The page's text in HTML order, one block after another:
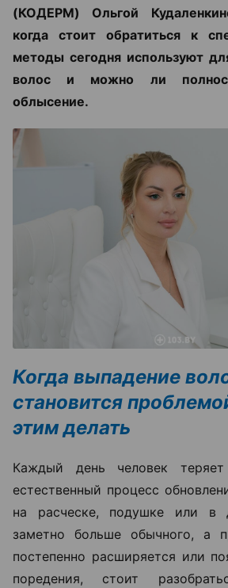
(КОДЕРМ) Ольгой
когда стоит обратиться к
методы сегодня используют
волос и можно ли
облысение.
Когда выпадение
становится
этим делать
Каждый день человек
естественный процесс
на расческе, подушке или в
заметно больше обычного, а
постепенно расширяется или
поредения, стоит